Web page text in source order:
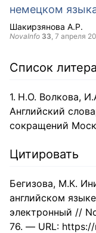
немецком
Шакирзянова А.Р.
NovaInfo 33, 7 апреля
Список
Н.О. Волкова,
Английский
сокращений
Цитировать
Бегизова, М.К.
английском
электронный //
76. — URL: